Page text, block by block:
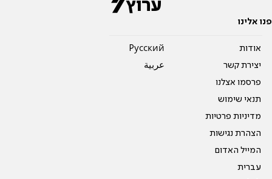
פנו אלינו
אודות
יצירת קשר
פרסמו אצלנו
תנאי שימוש
מדיניות פרטיות
הצהרת נגישות
המייל האדום
עברית
Pусский
عربية